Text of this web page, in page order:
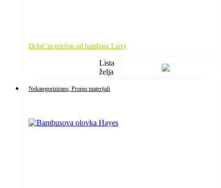
Držač za telefon od bambusa Larry
Lista
želja
Nekategorizirano , Promo materijali